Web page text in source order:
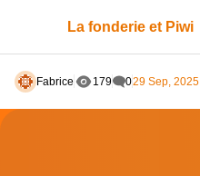
La fonderie et Piwi
Fabrice 179 029 Sep, 2025